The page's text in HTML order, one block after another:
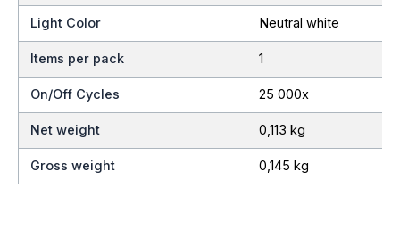
Light Color Neutral white
Items per pack 1
On/Off Cycles 25 000x
Net weight 0,113 kg
Gross weight 0,145 kg